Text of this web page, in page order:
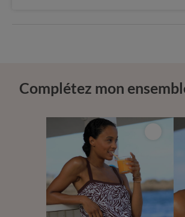
Complétez mon